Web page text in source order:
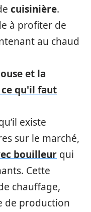
cuisinière.
à profiter de
au chaud
et la
qu'il faut
existe
sur le marché,
bouilleur qui
Cette
chauffage,
de production